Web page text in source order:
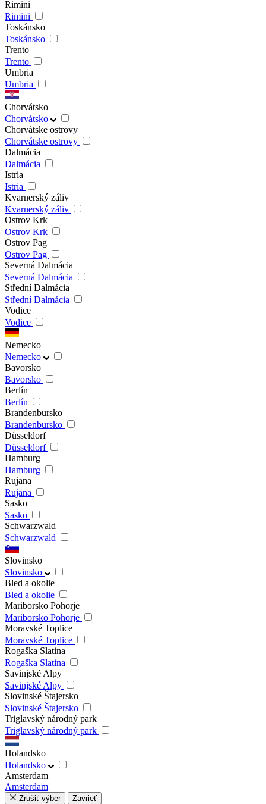
Rimini
Rimini
Toskánsko
Toskánsko
Trento
Trento
Umbria
Umbria
Chorvátsko
Chorvátsko
Chorvátske ostrovy
Chorvátske ostrovy
Dalmácia
Dalmácia
Istria
Istria
Kvarnerský záliv
Kvarnerský záliv
Ostrov Krk
Ostrov Krk
Ostrov Pag
Ostrov Pag
Severná Dalmácia
Severná Dalmácia
Střední Dalmácia
Střední Dalmácia
Vodice
Vodice
Nemecko
Nemecko
Bavorsko
Bavorsko
Berlín
Berlín
Brandenbursko
Brandenbursko
Düsseldorf
Düsseldorf
Hamburg
Hamburg
Rujana
Rujana
Sasko
Sasko
Schwarzwald
Schwarzwald
Slovinsko
Slovinsko
Bled a okolie
Bled a okolie
Mariborsko Pohorje
Mariborsko Pohorje
Moravské Toplice
Moravské Toplice
Rogaška Slatina
Rogaška Slatina
Savinjské Alpy
Savinjské Alpy
Slovinské Štajersko
Slovinské Štajersko
Triglavský národný park
Triglavský národný park
Holandsko
Holandsko
Amsterdam
Amsterdam
Zrušiť výber Zavrieť